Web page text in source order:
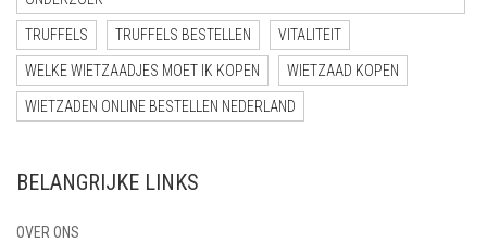
TRUFFELS TRUFFELS BESTELLEN VITALITEIT
WELKE WIETZAADJES MOET IK KOPEN WIETZAAD KOPEN
WIETZADEN ONLINE BESTELLEN NEDERLAND
BELANGRIJKE LINKS
OVER ONS